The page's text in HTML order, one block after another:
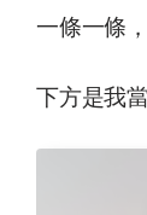
一條一條
下方是我